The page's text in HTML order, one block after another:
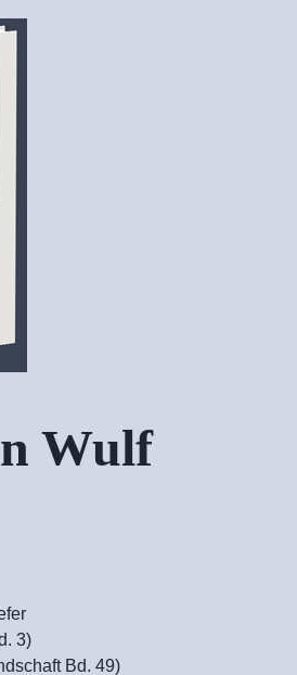
Wulf
3)
Bd. 49)